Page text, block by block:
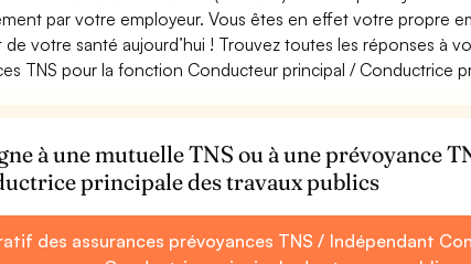
par votre employeur. Vous êtes en effet votre propre
votre santé aujourd’hui ! Trouvez toutes les réponses à
TNS pour la fonction Conducteur principal / Conductrice
à une mutuelle TNS ou à une prévoyance
principale des travaux publics
des assurances prévoyances TNS / Indépendant